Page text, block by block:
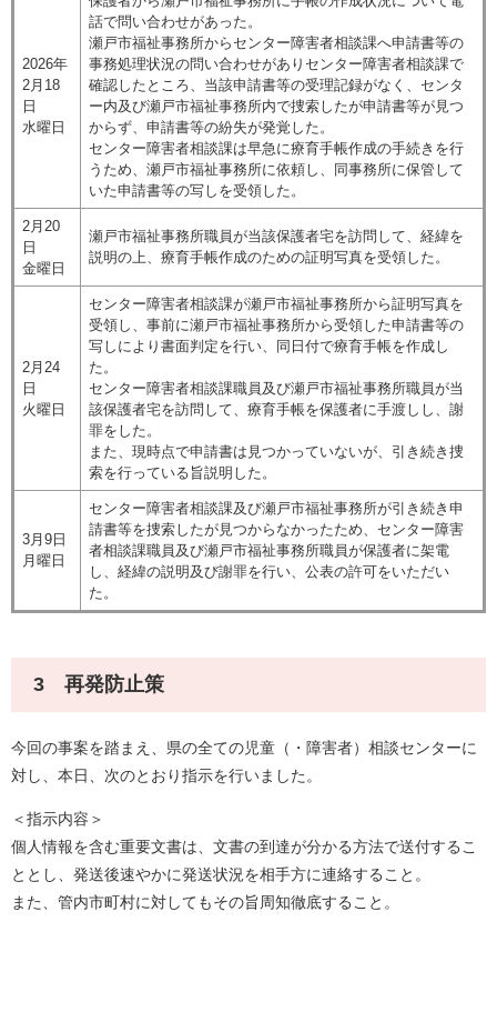
2026年
2月18
日
水曜日
話で問い合わせがあった。
瀬戸市福祉事務所からセンター障害者相談課へ申請書等の
事務処理状況の問い合わせがありセンター障害者相談課で
確認したところ、当該申請書等の受理記録がなく、センタ
ー内及び瀬戸市福祉事務所内で捜索したが申請書等が見つ
からず、申請書等の紛失が発覚した。
センター障害者相談課は早急に療育手帳作成の手続きを行
うため、瀬戸市福祉事務所に依頼し、同事務所に保管して
いた申請書等の写しを受領した。
2月20
日
金曜日
瀬戸市福祉事務所職員が当該保護者宅を訪問して、経緯を
説明の上、療育手帳作成のための証明写真を受領した。
2月24
日
火曜日
センター障害者相談課が瀬戸市福祉事務所から証明写真を
受領し、事前に瀬戸市福祉事務所から受領した申請書等の
写しにより書面判定を行い、同日付で療育手帳を作成し
た。
センター障害者相談課職員及び瀬戸市福祉事務所職員が当
該保護者宅を訪問して、療育手帳を保護者に手渡しし、謝
罪をした。
また、現時点で申請書は見つかっていないが、引き続き捜
索を行っている旨説明した。
3月9日
月曜日
センター障害者相談課及び瀬戸市福祉事務所が引き続き申
請書等を捜索したが見つからなかったため、センター障害
者相談課職員及び瀬戸市福祉事務所職員が保護者に架電
し、経緯の説明及び謝罪を行い、公表の許可をいただい
た。
3 再発防止策
今回の事案を踏まえ、県の全ての児童（・障害者）相談センターに
対し、本日、次のとおり指示を行いました。
＜指示内容＞
個人情報を含む重要文書は、文書の到達が分かる方法で送付するこ
ととし、発送後速やかに発送状況を相手方に連絡すること。
また、管内市町村に対してもその旨周知徹底すること。